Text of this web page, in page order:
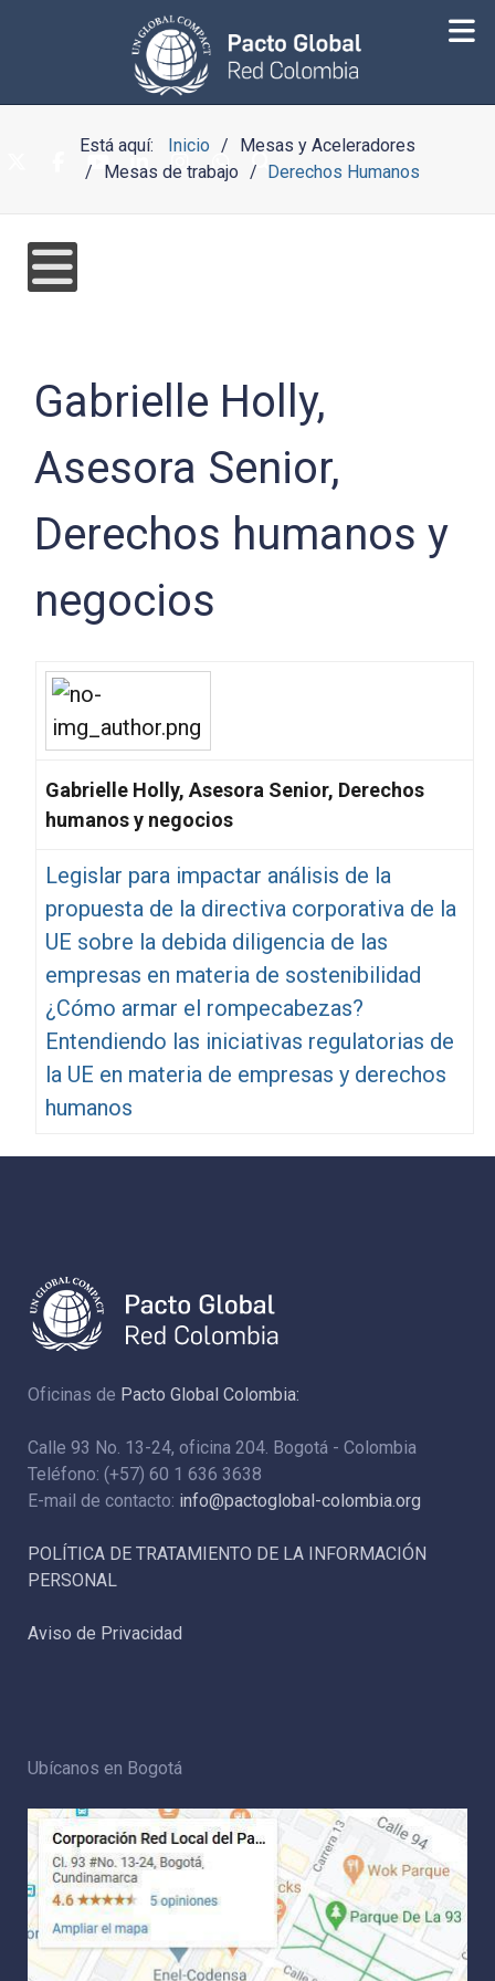
Está aquí: Inicio
Mesas y Aceleradores
Mesas de trabajo
Derechos Humanos
Gabrielle Holly,
Asesora Senior,
Derechos humanos y
negocios
Gabrielle Holly, Asesora Senior, Derechos
humanos y negocios
Legislar para impactar análisis de la
propuesta de la directiva corporativa de la
UE sobre la debida diligencia de las
empresas en materia de sostenibilidad
¿Cómo armar el rompecabezas?
Entendiendo las iniciativas regulatorias de
la UE en materia de empresas y derechos
humanos
Oficinas de Pacto Global Colombia:
Calle 93 No. 13-24, oficina 204. Bogotá - Colombia
Teléfono: (+57) 60 1 636 3638
E-mail de contacto: info@pactoglobal-colombia.org
POLÍTICA DE TRATAMIENTO DE LA INFORMACIÓN
PERSONAL
Aviso de Privacidad
Ubícanos en Bogotá